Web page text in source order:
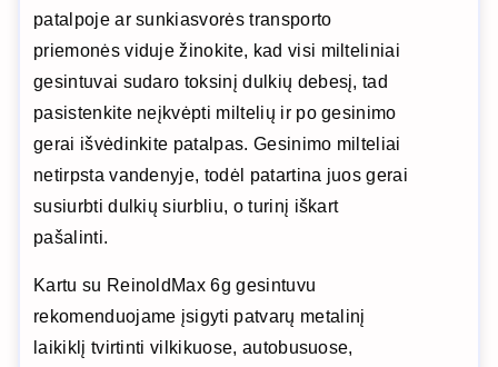
patalpoje ar sunkiasvorės transporto
priemonės viduje žinokite, kad visi milteliniai
gesintuvai sudaro toksinį dulkių debesį, tad
pasistenkite neįkvėpti miltelių ir po gesinimo
gerai išvėdinkite patalpas. Gesinimo milteliai
netirpsta vandenyje, todėl patartina juos gerai
susiurbti dulkių siurbliu, o turinį iškart
pašalinti.
Kartu su ReinoldMax 6g gesintuvu
rekomenduojame įsigyti patvarų metalinį
laikiklį tvirtinti vilkikuose, autobusuose,